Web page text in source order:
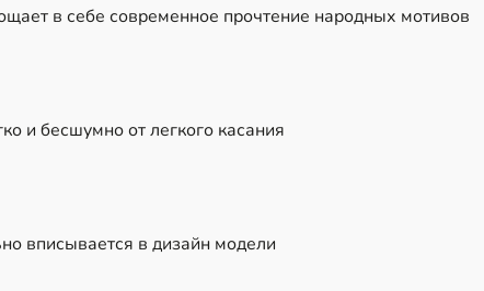
в себе современное прочтение народных мотивов
и бесшумно от легкого касания
вписывается в дизайн модели